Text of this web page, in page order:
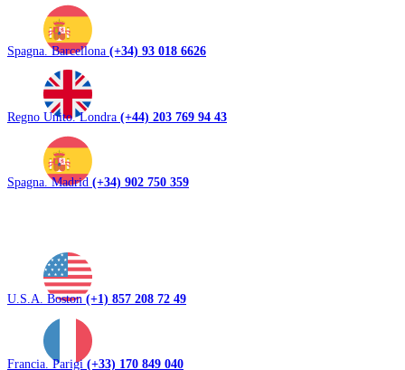
Spagna. Barcellona (+34) 93 018 6626
Regno Unito. Londra (+44) 203 769 94 43
Spagna. Madrid (+34) 902 750 359
U.S.A. Boston(+1) 857 208 72 49
Francia. Parigi(+33) 170 849 040